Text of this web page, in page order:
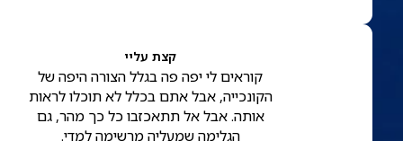
קצת עליי
קוראים לי יפה פה בגלל הצורה היפה של
הקונכייה, אבל אתם בכלל לא תוכלו לראות
אותה. אבל אל תתאכזבו כל כך מהר, גם
הגלימה שמעליה מרשימה למדי.